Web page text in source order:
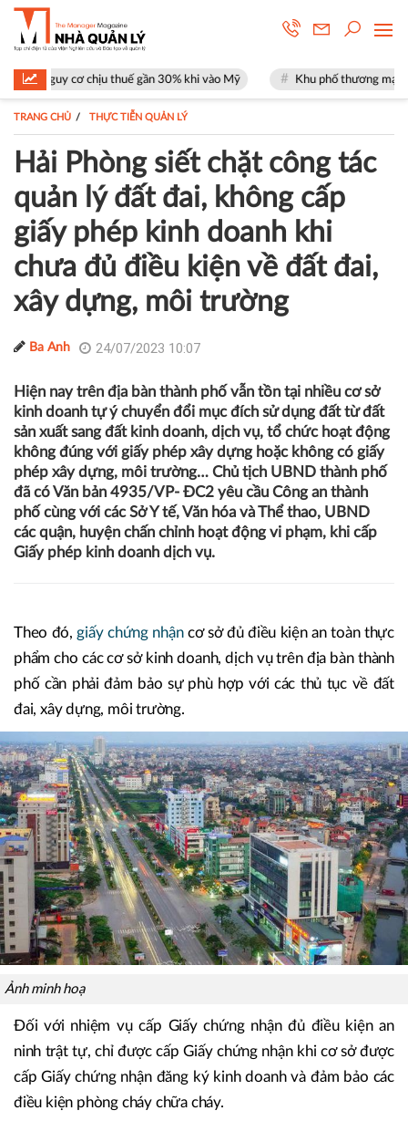
chịu thuế gần 30% khi vào Mỹ Khu phố thương mại SOHO tại The
TRANG CHỦ THỰC TIỄN QUẢN LÝ
Hải Phòng siết chặt công tác
quản lý đất đai, không cấp
giấy phép kinh doanh khi
chưa đủ điều kiện về đất đai,
xây dựng, môi trường
Ba Anh 24/07/2023 10:07
Hiện nay trên địa bàn thành phố vẫn tồn tại nhiều cơ sở
kinh doanh tự ý chuyển đổi mục đích sử dụng đất từ đất
sản xuất sang đất kinh doanh, dịch vụ, tổ chức hoạt động
không đúng với giấy phép xây dựng hoặc không có giấy
phép xây dựng, môi trường… Chủ tịch UBND thành phố
đã có Văn bản 4935/VP- ĐC2 yêu cầu Công an thành
phố cùng với các Sở Y tế, Văn hóa và Thể thao, UBND
các quận, huyện chấn chỉnh hoạt động vi phạm, khi cấp
Giấy phép kinh doanh dịch vụ.
Theo đó, giấy chứng nhậncơ sở đủ điều kiện an toàn thực
phẩm cho các cơ sở kinh doanh, dịch vụ trên địa bàn thành
phố cần phải đảm bảo sự phù hợp với các thủ tục về đất
đai, xây dựng, môi trường.
Ảnh minh hoạ
Đối với nhiệm vụ cấp Giấy chứng nhận đủ điều kiện an
ninh trật tự, chỉ được cấp Giấy chứng nhận khi cơ sở được
cấp Giấy chứng nhận đăng ký kinh doanh và đảm bảo các
điều kiện phòng cháy chữa cháy.